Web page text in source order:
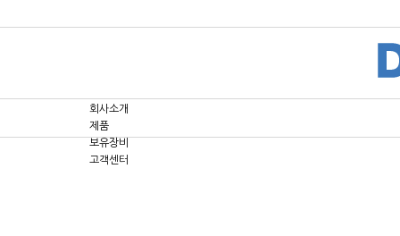
회사소개
제품
보유장비
고객센터